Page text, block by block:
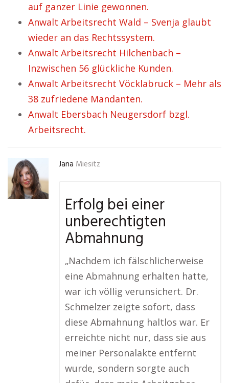
auf ganzer Linie gewonnen.
Anwalt Arbeitsrecht Wald – Svenja glaubt
wieder an das Rechtssystem.
Anwalt Arbeitsrecht Hilchenbach –
Inzwischen 56 glückliche Kunden.
Anwalt Arbeitsrecht Vöcklabruck – Mehr als
38 zufriedene Mandanten.
Anwalt Ebersbach Neugersdorf bzgl.
Arbeitsrecht.
Jana Miesitz
Erfolg bei einer
unberechtigten
Abmahnung
„Nachdem ich fälschlicherweise
eine Abmahnung erhalten hatte,
war ich völlig verunsichert. Dr.
Schmelzer zeigte sofort, dass
diese Abmahnung haltlos war. Er
erreichte nicht nur, dass sie aus
meiner Personalakte entfernt
wurde, sondern sorgte auch